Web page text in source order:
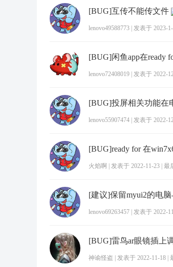
[BUG]互传不能传文件
lenovo49588773 发表于 2023-
[BUG]闲鱼app在ready
lenovo72408019 发表于 2022-
lenovo55907474 发表于 2022-
[BUG]ready for 在
火焰啊 发表于 2022-11-23 最
lenovo69263457 发表于 2022-
[BUG]雷鸟ar眼镜插上
神谕怪盗 发表于 2022-11-18